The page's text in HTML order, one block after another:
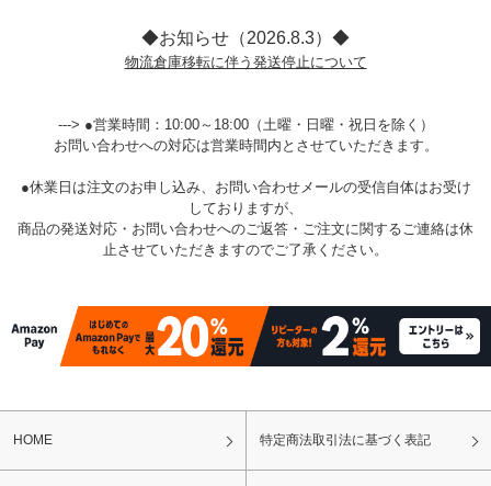
◆お知らせ（2026.8.3）◆
物流倉庫移転に伴う発送停止について
---> ●営業時間：10:00～18:00（土曜・日曜・祝日を除く）
お問い合わせへの対応は営業時間内とさせていただきます。
●休業日は注文のお申し込み、お問い合わせメールの受信自体はお受け
しておりますが、
商品の発送対応・お問い合わせへのご返答・ご注文に関するご連絡は休
止させていただきますのでご了承ください。
HOME 特定商法取引法に基づく表記